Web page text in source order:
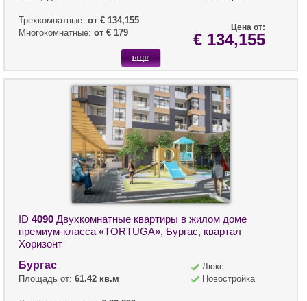
Трехкомнатные: от € 134,155
Многокомнатные: от € 179 Цена от:
€ 134,155
ID 4090 Двухкомнатные квартиры в жилом доме
премиум-класса «TORTUGA», Бургас, квартал
Хоризонт
Бургас
Площадь от: 61.42 кв.м
Люкс
Новостройка